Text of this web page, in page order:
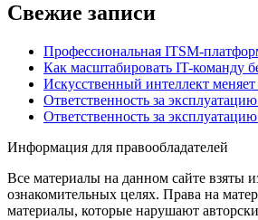
Свежие записи
Профессиональная ITSM-
Как масштабировать IT-команду
Искусственный интеллект
Ответственность за
Ответственность за
Информация для правообладателей
Все материалы на данном сайте взяты
ознакомительных целях. Права на
материалы, которые нарушают